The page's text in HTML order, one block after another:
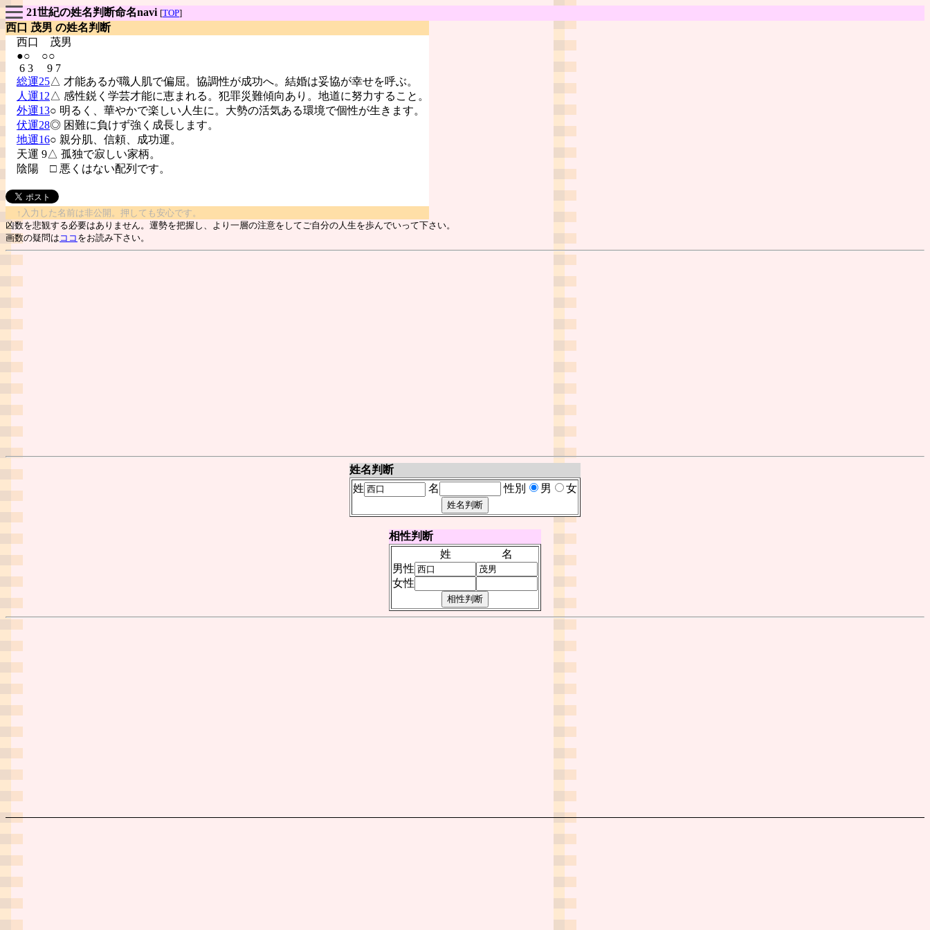
21世紀の姓名判断命名navi [TOP]
西口 茂男 の姓名判断
西口 茂男
●○ ○○
6 3 9 7
総運25△ 才能あるが職人肌で偏屈。協調性が成功へ。結婚は妥協が幸せを呼ぶ。
人運12△ 感性鋭く学芸才能に恵まれる。犯罪災難傾向あり。地道に努力すること。
外運13○ 明るく、華やかで楽しい人生に。大勢の活気ある環境で個性が生きます。
伏運28◎ 困難に負けず強く成長します。
地運16○ 親分肌、信頼、成功運。
天運 9△ 孤独で寂しい家柄。
陰陽 □ 悪くはない配列です。
↑入力した名前は非公開。押しても安心です。
凶数を悲観する必要はありません。運勢を把握し、より一層の注意をしてご自分の人生を歩んでいって下さい。
画数の疑問は ココ をお読み下さい。
姓名判断
姓
名 性別 男 女
相性判断
姓
名
男性
女性